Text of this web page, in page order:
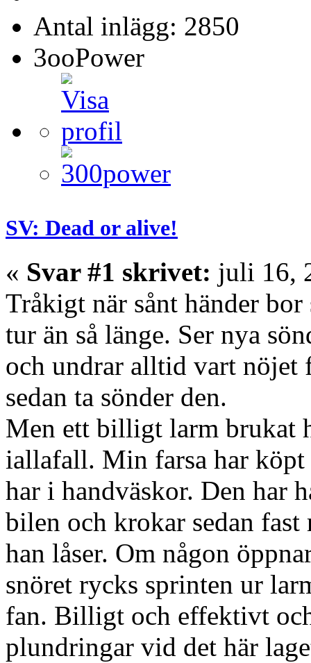
Antal inlägg: 2850
3ooPower
SV: Dead or alive!
« Svar #1 skrivet: juli 16,
Tråkigt när sånt händer
tur än så länge. Ser nya
och undrar alltid vart nöjet
sedan ta sönder den.
Men ett billigt larm brukat
iallafall. Min farsa har
har i handväskor. Den har
bilen och krokar sedan
han låser. Om någon
snöret rycks sprinten ur
fan. Billigt och effektivt
plundringar vid det här